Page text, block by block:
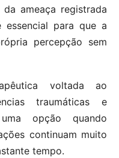
ameaça registrada
para que a
percepção sem
voltada ao
traumáticas e
opção quando
continuam muito
tempo.